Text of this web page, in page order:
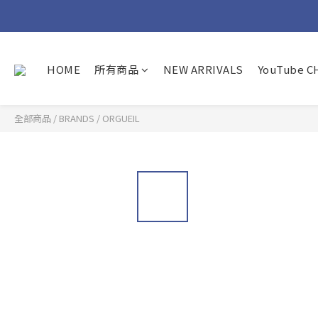
HOME 所有商品 NEW ARRIVALS YouTube
全部商品 / BRANDS / ORGUEIL